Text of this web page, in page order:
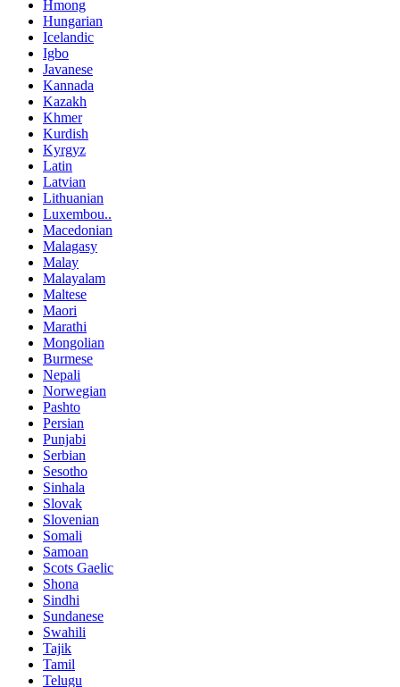
Hmong
Hungarian
Icelandic
Igbo
Javanese
Kannada
Kazakh
Khmer
Kurdish
Kyrgyz
Latin
Latvian
Lithuanian
Luxembou..
Macedonian
Malagasy
Malay
Malayalam
Maltese
Maori
Marathi
Mongolian
Burmese
Nepali
Norwegian
Pashto
Persian
Punjabi
Serbian
Sesotho
Sinhala
Slovak
Slovenian
Somali
Samoan
Scots Gaelic
Shona
Sindhi
Sundanese
Swahili
Tajik
Tamil
Telugu